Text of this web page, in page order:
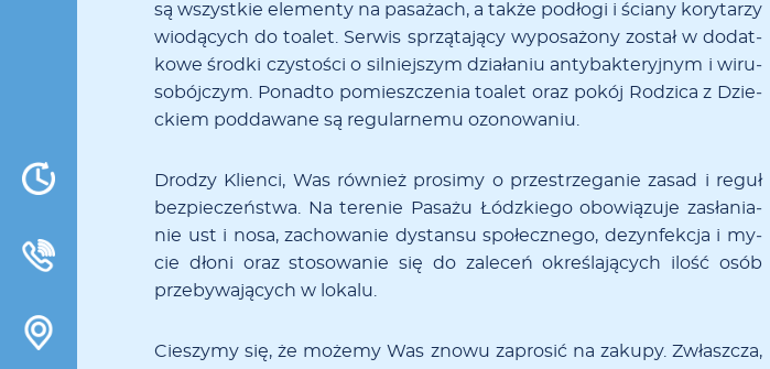
są wszy­st­kie ele­­me­n­ty na pa­­sa­­żach, a ta­k­że podło­­gi i ścia­­ny ko­­ry­­ta­­rzy
wio­­dą­­cych do to­­a­­let. Se­r­wis sprzą­­ta­­ją­­cy wy­­po­­sa­­żo­­ny zo­­stał w do­­da­t­
ko­­we śro­d­ki czy­­sto­­­ści o si­l­nie­j­szym dzia­­ła­­niu an­ty­­ba­k­te­­ry­j­nym i wi­­ru­­
so­­bó­j­czym. Po­­na­d­to po­­mie­sz­cze­­nia to­­a­­let oraz po­­kój Ro­­dzi­­ca z Dzie­
c­kiem pod­da­­wa­­ne są re­­gu­­la­r­ne­­mu ozo­­no­­wa­­niu.
Dro­­dzy Klie­n­ci, Was ró­w­nież pro­­si­­my o prze­­strze­­ga­­nie za­­sad i re­­guł
bez­­pie­­cze­ń­stwa. Na te­re­nie Pa­sa­żu Łódz­kie­go obo­wią­zu­je za­sła­nia­
nie ust i no­sa, za­cho­wa­nie dy­stan­su spo­łecz­ne­go, de­zyn­fek­cja i my­
cie dło­ni oraz sto­so­wa­nie się do za­le­ceń okre­śla­ją­cych ilość osób
prze­by­wa­ją­cych w lo­ka­lu.
Cie­szy­my się, że mo­że­my Was zno­wu za­pro­sić na za­ku­py. Zw­łasz­cza,